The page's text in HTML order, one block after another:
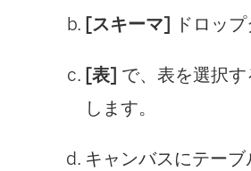
[スキーマ] ドロッ
[表] で、表を選択
します。
キャンバスにテー